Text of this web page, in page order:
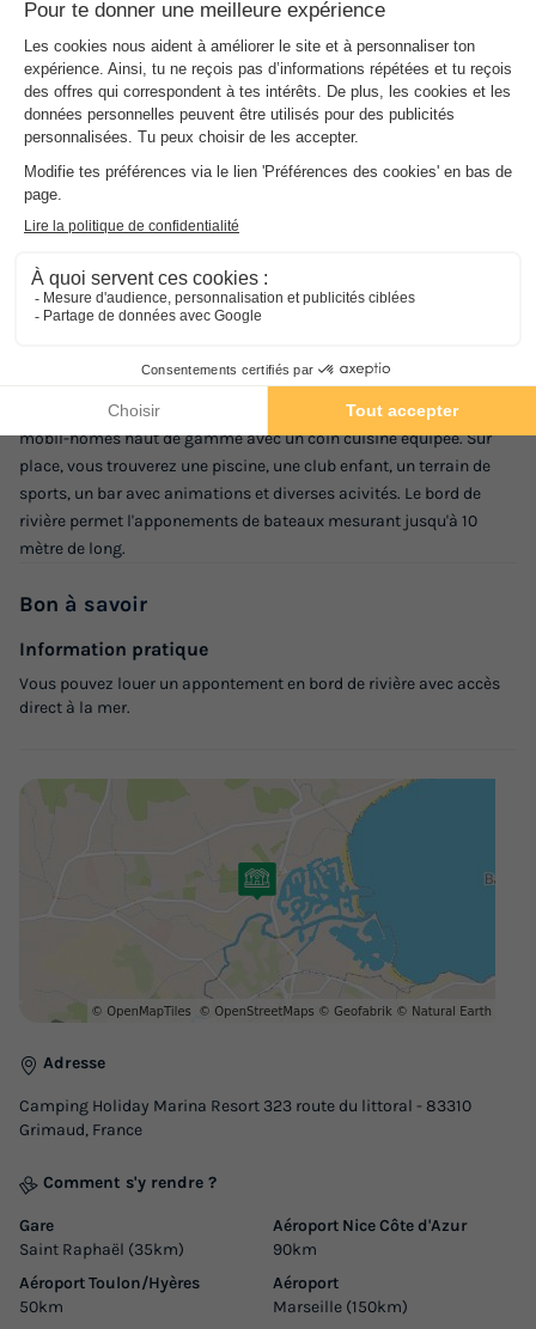
LesPlusde l'établissement
Appontements en bord de rivière avec accès direct
à la mer
A 900m de la plage et 600m de la ville de Port
Bordé par la rivière Giscle et au coeur des vignes de Grimaud, le
Maxime et Saint-Tropez et seulement à 900 m des plages et de la
citée lacustre de Port-Grimaud. Le camping vous propose des
mobil-homes haut de gamme avec un coin cuisine équipée. Sur
place, vous trouverez une piscine, une club enfant, un terrain de
sports, un bar avec animations et diverses acivités. Le bord de
rivière permet l'apponements de bateaux mesurant jusqu'à 10
mètre de long.
Bon à savoir
Information pratique
Vous pouvez louer un appontement en bord de rivière avec accès
direct à la mer.
Adresse
Camping Holiday Marina Resort 323 route du littoral - 83310
Grimaud, France
Comment s'y rendre ?
Gare
Saint Raphaël (35km)
Aéroport Nice Côte d'Azur
90km
Aéroport Toulon/Hyères
50km
Aéroport
Marseille (150km)